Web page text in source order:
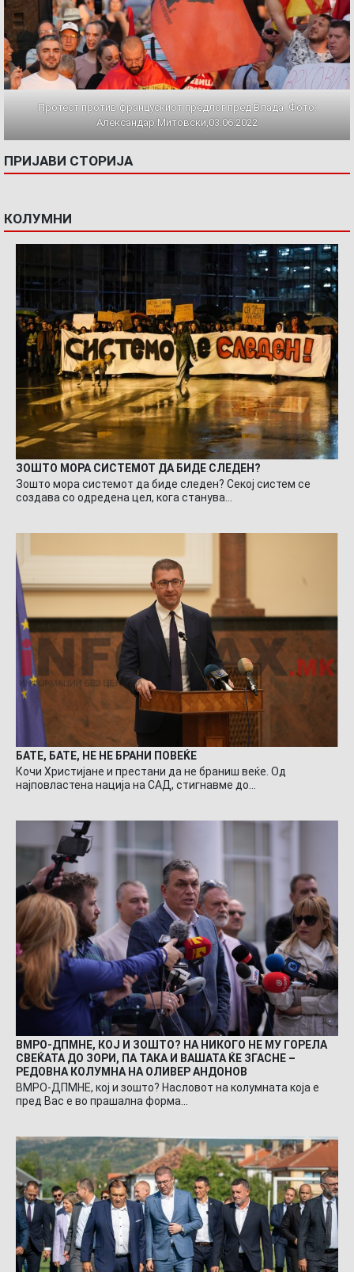
Протест против францускиот предлог пред Влада. Фото:
Александар Митовски,03.06.2022
ПРИЈАВИ СТОРИЈА
КОЛУМНИ
ЗОШТО МОРА СИСТЕМОТ ДА БИДЕ СЛЕДЕН?
Зошто мора системот да биде следен? Секој систем се
создава со одредена цел, кога станува…
БАТЕ, БАТЕ, НЕ НЕ БРАНИ ПОВЕЌЕ
Кочи Христијане и престани да не браниш веќе. Од
најповластена нација на САД, стигнавме до…
ВМРО-ДПМНЕ, КОЈ И ЗОШТО? НА НИКОГО НЕ МУ ГОРЕЛА
СВЕЌАТА ДО ЗОРИ, ПА ТАКА И ВАШАТА ЌЕ ЗГАСНЕ –
РЕДОВНА КОЛУМНА НА ОЛИВЕР АНДОНОВ
ВМРО-ДПМНЕ, кој и зошто? Насловот на колумната која е
пред Вас е во прашална форма…